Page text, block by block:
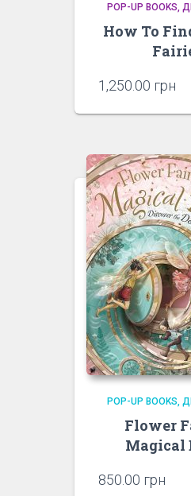
POP-UP BOOKS
How To
1,250.00 грн
POP-UP BOOKS
Flower
Magical
850.00 грн